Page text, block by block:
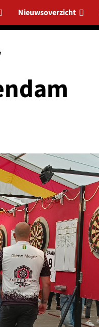
Nieuwsoverzicht